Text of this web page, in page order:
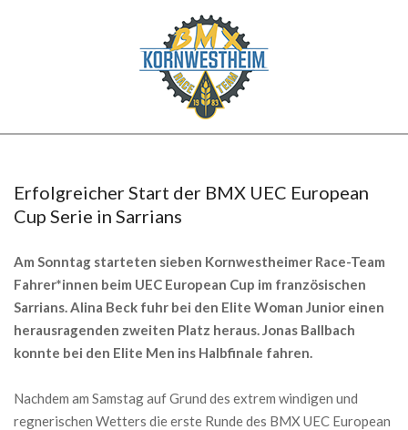
BMX
MenuErfolgreicher Start der BMX UEC European
Cup Serie in Sarrians
Am Sonntag starteten sieben Kornwestheimer Race-Team
Fahrer*innen beim UEC European Cup im französischen
Sarrians. Alina Beck fuhr bei den Elite Woman Junior einen
herausragenden zweiten Platz heraus. Jonas Ballbach
konnte bei den Elite Men ins Halbfinale fahren.
Nachdem am Samstag auf Grund des extrem windigen und
regnerischen Wetters die erste Runde des BMX UEC European